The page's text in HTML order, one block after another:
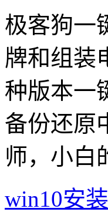
极客狗一
牌和组装
种版本一
备份还原
师，小白
win10安